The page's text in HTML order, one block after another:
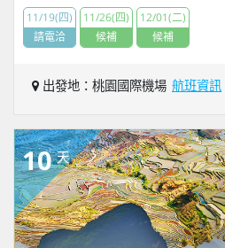
11/19(四)
請電洽
11/26(四)
候補
12/01(二)
候補
出發地：桃園國際機場 航班資訊
10 天